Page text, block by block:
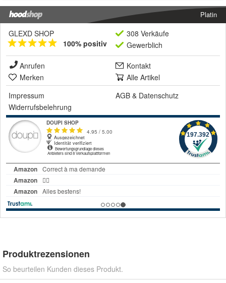
Platin
GLEXD SHOP
100% positiv
308 Verkäufe
Gewerblich
Anrufen
Kontakt
Merken
Alle Artikel
Impressum
AGB & Datenschutz
Widerrufsbelehrung
Produktrezensionen
So beurteilen Kunden dieses Produkt.